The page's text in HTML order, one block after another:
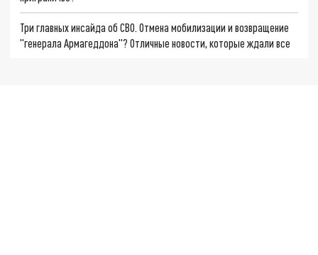
Три главных инсайда об СВО. Отмена мобилизации и возвращение
"генерала Армагеддона"? Отличные новости, которые ждали все